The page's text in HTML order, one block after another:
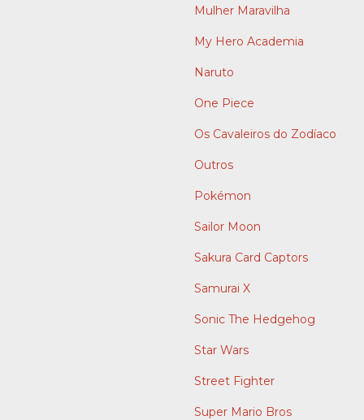
Mulher Maravilha
My Hero Academia
Naruto
One Piece
Os Cavaleiros do Zodíaco
Outros
Pokémon
Sailor Moon
Sakura Card Captors
Samurai X
Sonic The Hedgehog
Star Wars
Street Fighter
Super Mario Bros